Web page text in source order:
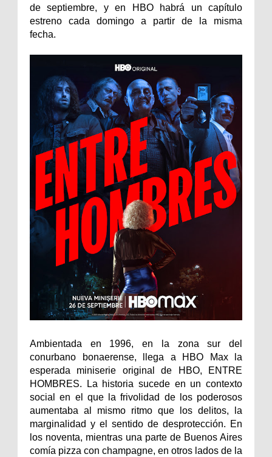
de septiembre, y en HBO habrá un capítulo
estreno cada domingo a partir de la misma
fecha.
Ambientada en 1996, en la zona sur del
conurbano bonaerense, llega a HBO Max la
esperada miniserie original de HBO, ENTRE
HOMBRES. La historia sucede en un contexto
social en el que la frivolidad de los poderosos
aumentaba al mismo ritmo que los delitos, la
marginalidad y el sentido de desprotección. En
los noventa, mientras una parte de Buenos Aires
comía pizza con champagne, en otros lados de la